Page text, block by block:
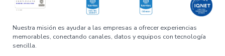
Nuestra misión es ayudar a las empresas a ofrecer experiencias
memorables, conectando canales, datos y equipos con tecnología
sencilla.